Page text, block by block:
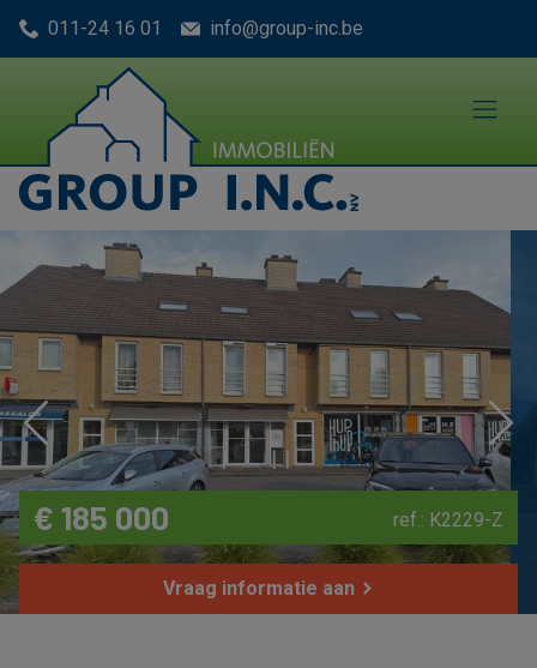
Menu overslaan en naar de inhoud gaan
011-24 16 01 info@group-inc.be
Previous
€ 185 000 ref.: K2229-Z
Vraag informatie aan